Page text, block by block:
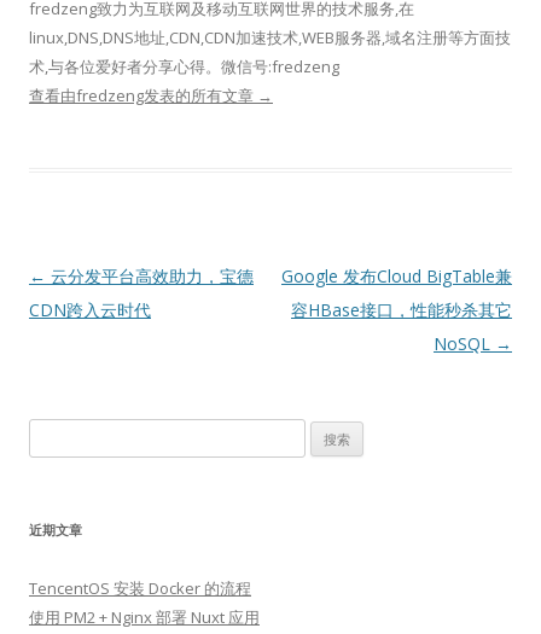
fredzeng致力为互联网及移动互联网世界的技术服务,在
linux,DNS,DNS地址,CDN,CDN加速技术,WEB服务器,域名注册等方面技
术,与各位爱好者分享心得。微信号:fredzeng
查看由fredzeng发表的所有文章 →
文
章
← 云分发平台高效助力，宝德
CDN跨入云时代
Google 发布Cloud BigTable兼
容HBase接口，性能秒杀其它
NoSQL →
索：
近期文章
TencentOS 安装 Docker 的流程
使用 PM2 + Nginx 部署 Nuxt 应用